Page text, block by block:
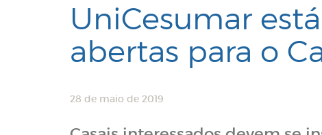
UniCesumar
abertas para o
28 de maio de 2019